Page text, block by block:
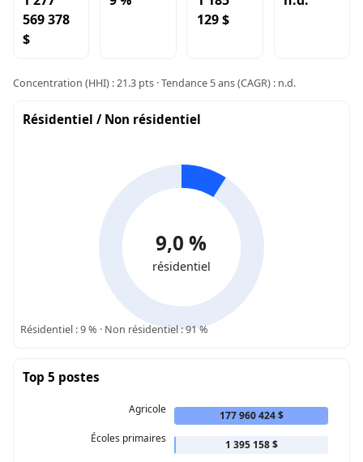
569 378
$
129 $
Concentration (HHI) : 21.3 pts · Tendance 5 ans (CAGR) : n.d.
Résidentiel / Non résidentiel
9,0 %
résidentiel
Résidentiel : 9 % · Non résidentiel : 91 %
Top 5 postes
Agricole
177 960 424 $
Écoles primaires
1 395 158 $